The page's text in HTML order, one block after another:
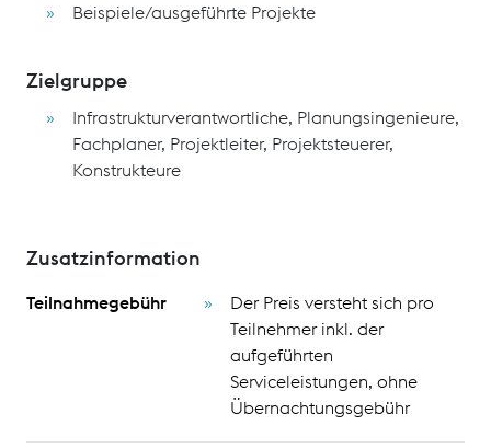
Beispiele/ausgeführte Projekte
Zielgruppe
Infrastrukturverantwortliche, Planungsingenieure,
Fachplaner, Projektleiter, Projektsteuerer,
Konstrukteure
Zusatzinformation
Teilnahmegebühr
Der Preis versteht sich pro
Teilnehmer inkl. der
aufgeführten
Serviceleistungen, ohne
Übernachtungsgebühr